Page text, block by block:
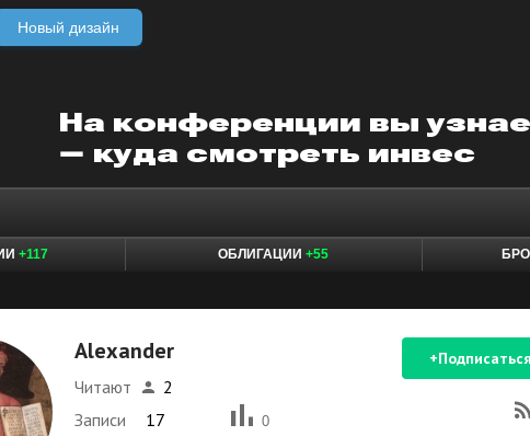
Новый дизайн
+117 ОБЛИГАЦИИ +55
Alexander
Читают
2
Записи
17 0
+Подписаться